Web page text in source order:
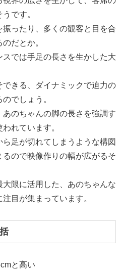
です。
ったり、多くの観客と目を合
だとか。
スでは手足の長さを生かした大
きる、ダイナミックで迫力の
でしょう。
あのちゃんの脚の長さを強調す
れています。
足が切れてしまうような構図
ので映像作りの幅が広がるそ
限に活用した、あのちゃんな
目が集まっています。
と高い